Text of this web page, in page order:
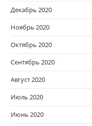
Декабрь 2020
Ноябрь 2020
Октябрь 2020
Сентябрь 2020
Август 2020
Июль 2020
Июнь 2020